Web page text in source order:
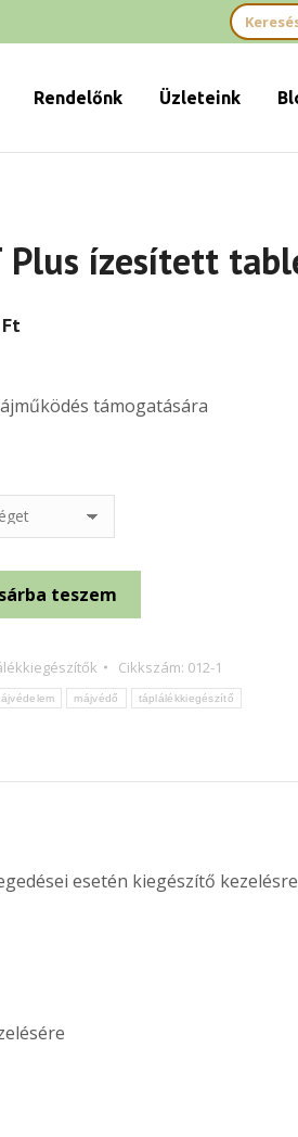
Search:
Rendelőnk Üzleteink
Plus ízesített
Ft
13
támogatására
teszem
Cikkszám: 012-1
májvédő táplálékkiegészítő
esetén kiegészítő